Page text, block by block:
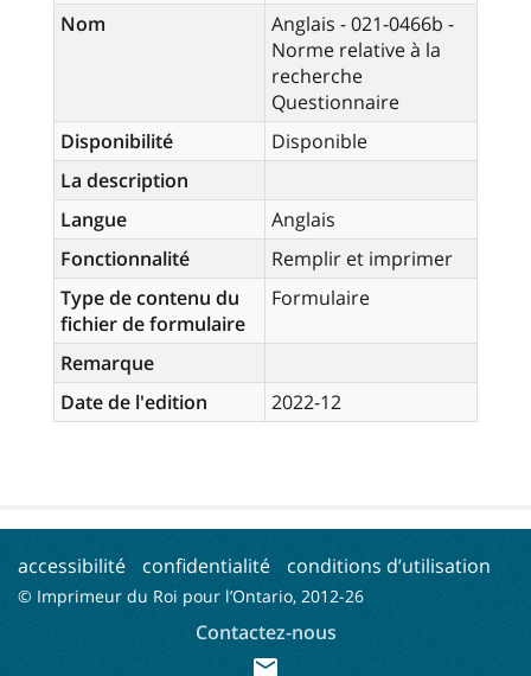
Nom
Anglais - 021-0466b -
Norme relative à la
recherche
Questionnaire
Disponibilité
Disponible
La description
Langue
Anglais
Fonctionnalité
Remplir et imprimer
Type de contenu du
fichier de formulaire
Formulaire
Remarque
Date de l'edition
2022-12
accessibilité confidentialité conditions d’utilisation
© Imprimeur du Roi pour l’Ontario, 2012-26
Contactez-nous
mail